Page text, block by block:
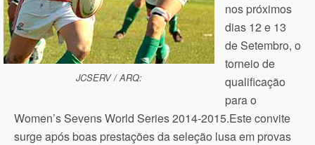
JCSERV / ARQ:
nos próximos
dias 12 e 13
de Setembro, o
torneio de
qualificação
para o
Women’s Sevens World Series 2014-2015.Este convite
surge após boas prestações da seleção lusa em provas